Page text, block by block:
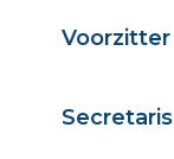
Voorzitter
Secretaris